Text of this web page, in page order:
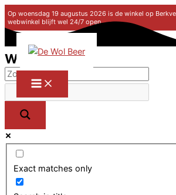
Op woensdag 19 augustus 2026 is de winkel op
webwinkel blijft wel 24/7 open.
Winkel
Exact matches only